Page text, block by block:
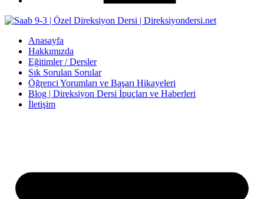
Anasayfa
Hakkımızda
Eğitimler / Dersler
Sık Sorulan Sorular
Öğrenci Yorumları ve Başarı Hikayeleri
Blog | Direksiyon Dersi İpuçları ve Haberleri
İletişim